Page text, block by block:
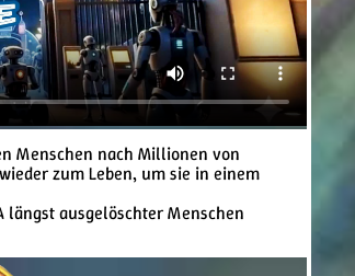
Menschen nach Millionen von
zum Leben, um sie in einem
längst ausgelöschter Menschen